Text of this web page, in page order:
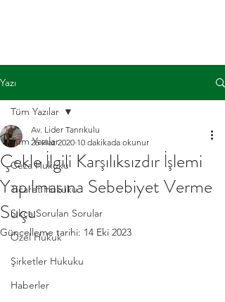
Yazı
Tüm Yazılar
Ceza Hukuku
Ticaret Hukuku
Sıkça Sorulan Sorular
Özel Hukuk
Şirketler Hukuku
Haberler
Tüm Yazılar
Çekle İlgili Karşılıksızdır İşlemi
Yapılmasına Sebebiyet Verme
Suçu
Av. Lider Tanrıkulu
26 Haz 2020 10 dakikada okunur
Güncelleme tarihi: 14 Eki 2023